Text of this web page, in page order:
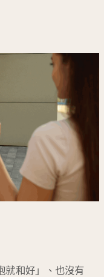
就和好」、也沒有